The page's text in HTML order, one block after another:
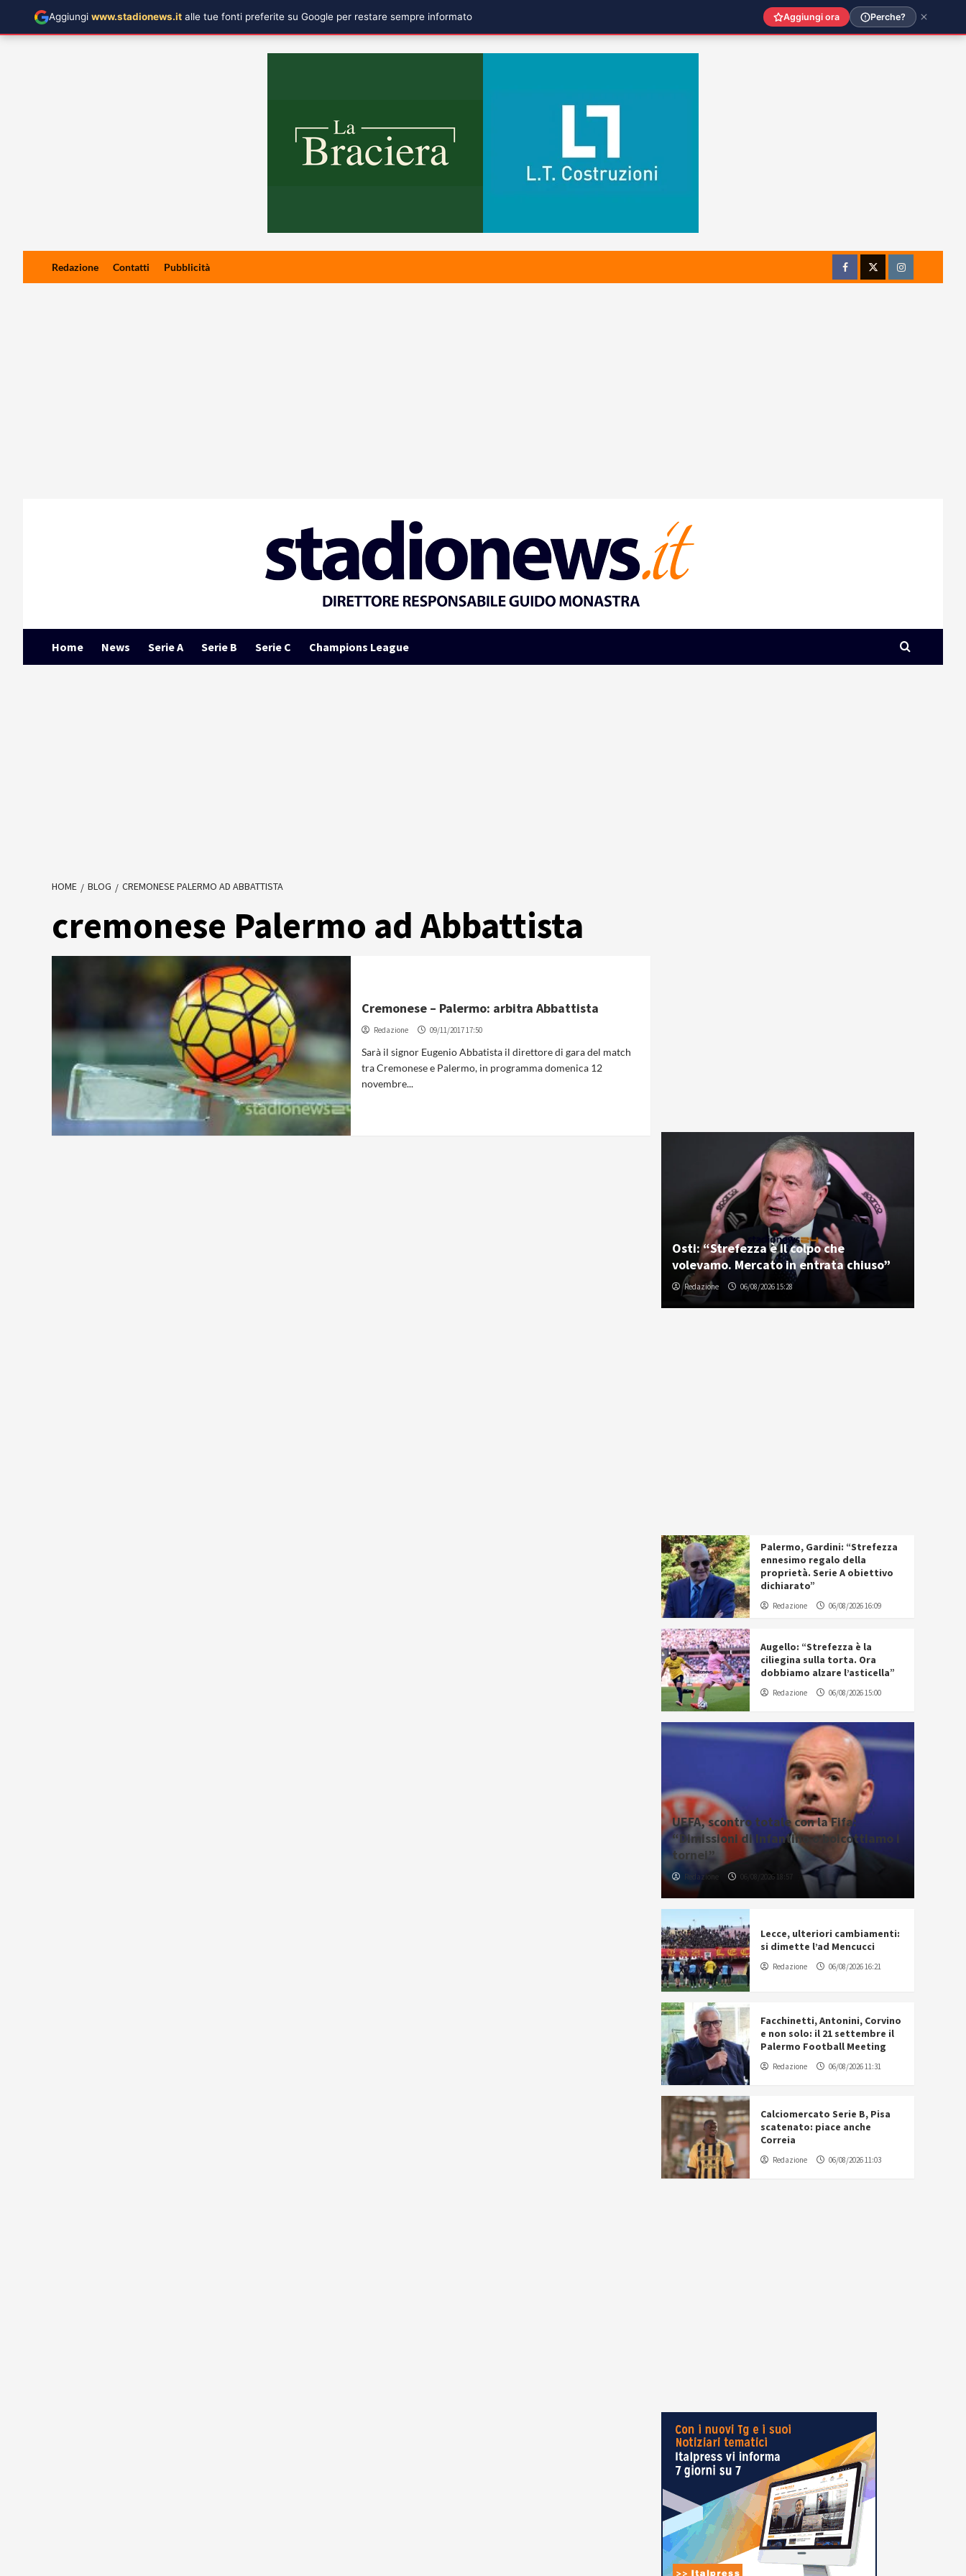
Redazione Contatti Pubblicità
FacebookTwitterInstagram
Home News Serie A Serie B Serie C Champions League
HOME BLOG CREMONESE PALERMO AD ABBATTISTA
cremonese Palermo ad Abbattista
Cremonese – Palermo: arbitra Abbattista
Redazione 09/11/2017 17:50
Sarà il signor Eugenio Abbatista il direttore di gara del match
tra Cremonese e Palermo, in programma domenica 12
novembre...
Osti: “Strefezza è il colpo che
volevamo. Mercato in entrata chiuso”
Redazione 06/08/2026 15:28
Palermo, Gardini: “Strefezza
ennesimo regalo della
proprietà. Serie A obiettivo
dichiarato”
Redazione 06/08/2026 16:09
Augello: “Strefezza è la
ciliegina sulla torta. Ora
dobbiamo alzare l’asticella”
Redazione 06/08/2026 15:00
UEFA, scontro totale con la Fifa:
“Dimissioni di Infantino o boicottiamo i
tornei”
Redazione 06/08/2026 18:57
Lecce, ulteriori cambiamenti:
si dimette l’ad Mencucci
Redazione 06/08/2026 16:21
Facchinetti, Antonini, Corvino
e non solo: il 21 settembre il
Palermo Football Meeting
Redazione 06/08/2026 11:31
Calciomercato Serie B, Pisa
scatenato: piace anche
Correia
Redazione 06/08/2026 11:03
Aggiungi www.stadionews.it alle tue fonti preferite su Google per restare sempre informato Aggiungi ora Perche?